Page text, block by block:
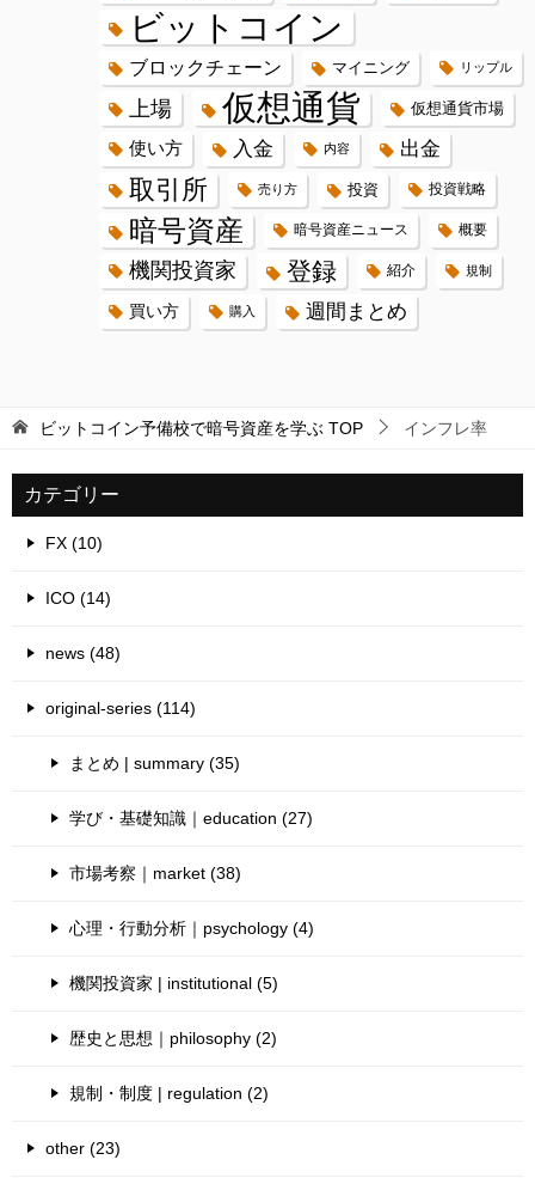
ビットコイン
ブロックチェーン マイニング リップル
上場 仮想通貨 仮想通貨市場
使い方 入金 内容 出金
取引所 売り方 投資 投資戦略
暗号資産 暗号資産ニュース 概要
機関投資家 登録 紹介 規制
買い方 購入 週間まとめ
ビットコイン予備校で暗号資産を学ぶ TOP インフレ率
カテゴリー
FX (10)
ICO (14)
news (48)
original-series (114)
まとめ | summary (35)
学び・基礎知識｜education (27)
市場考察｜market (38)
心理・行動分析｜psychology (4)
機関投資家 | institutional (5)
歴史と思想｜philosophy (2)
規制・制度 | regulation (2)
other (23)